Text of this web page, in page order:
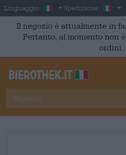
Skip to main content
Linguaggio: Italian
Spedizione:
Il negozio è attualmente in
Pertanto, al momento non
ordini.